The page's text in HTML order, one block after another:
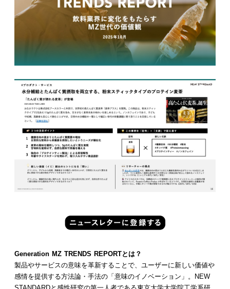
Generation MZ TRENDS REPORTとは？
製品やサービスの意味を革新することで、ユーザーに新しい価値や
感情を提供する方法論・手法の「意味のイノベーション」。NEW